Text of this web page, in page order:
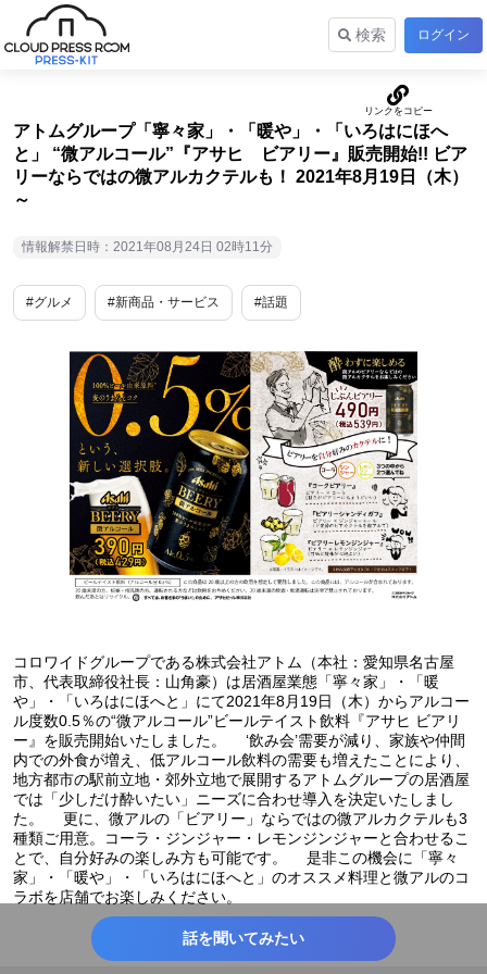
検索 ログイン
アトムグループ「寧々家」・「暖や」・「いろはにほへ
と」 “微アルコール”『アサヒ ビアリー』販売開始!! ビア
リーならではの微アルカクテルも！ 2021年8月19日（木）
～
情報解禁日時：2021年08月24日 02時11分
#グルメ #新商品・サービス #話題
コロワイドグループである株式会社アトム（本社：愛知県名古屋
市、代表取締役社長：山角豪）は居酒屋業態「寧々家」・「暖
や」・「いろはにほへと」にて2021年8月19日（木）からアルコー
ル度数0.5％の“微アルコール”ビールテイスト飲料『アサヒ ビアリ
ー』を販売開始いたしました。 ‘飲み会’需要が減り、家族や仲間
内での外食が増え、低アルコール飲料の需要も増えたことにより、
地方都市の駅前立地・郊外立地で展開するアトムグループの居酒屋
では「少しだけ酔いたい」ニーズに合わせ導入を決定いたしまし
た。 更に、微アルの「ビアリー」ならではの微アルカクテルも3
種類ご用意。コーラ・ジンジャー・レモンジンジャーと合わせるこ
とで、自分好みの楽しみ方も可能です。 是非この機会に「寧々
家」・「暖や」・「いろはにほへと」のオススメ料理と微アルのコ
ラボを店舗でお楽しみください。
話を聞いてみたい